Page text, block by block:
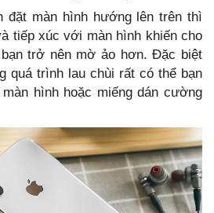
đặt màn hình hướng lên trên thì
tiếp xúc với màn hình khiến cho
trở nên mờ ảo hơn. Đặc biệt
quá trình lau chùi rất có thể bạn
hình hoặc miếng dán cường